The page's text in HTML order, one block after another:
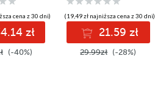
cena z 30 dni)
zł
(-40%)
(19,49 zł najniższa cena z 30 dni)
21.59 zł
29.99zł (-28%)